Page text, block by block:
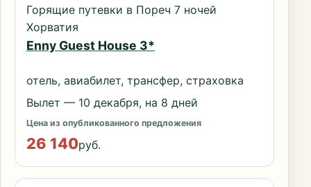
Горящие путевки в Пореч 7 ночей
Хорватия
Enny Guest House 3*
отель, авиабилет, трансфер, страховка
Вылет — 10 декабря, на 8 дней
Цена из опубликованного предложения
26 140руб.